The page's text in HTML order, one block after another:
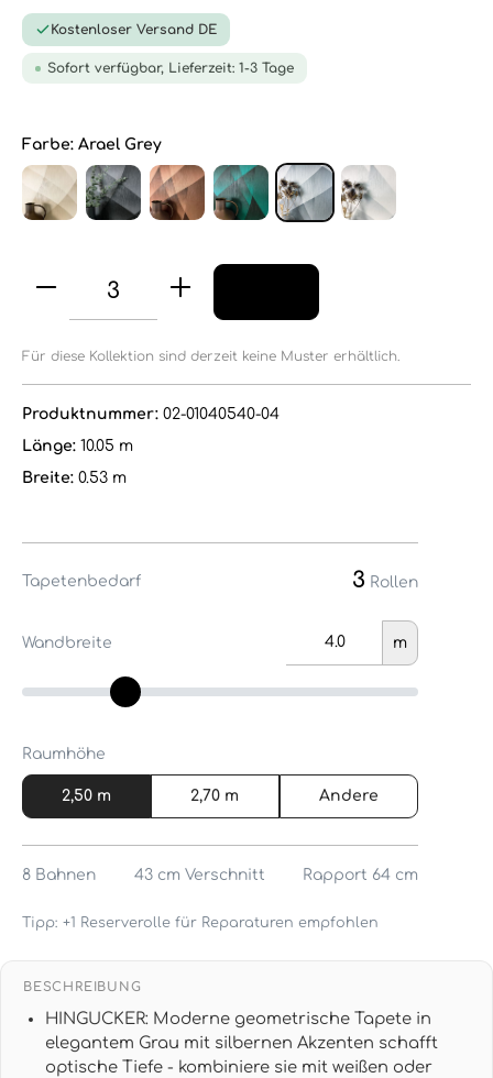
Kostenloser Versand DE
Sofort verfügbar, Lieferzeit: 1-3 Tage
Farbe: Arael Grey
Für diese Kollektion sind derzeit keine Muster erhältlich.
Produktnummer: 02-01040540-04
Länge: 10.05 m
Breite: 0.53 m
Tapetenbedarf 3 Rollen
Wandbreite m
Raumhöhe
2,50 m 2,70 m Andere
8 Bahnen 43 cm Verschnitt Rapport 64 cm
Tipp: +1 Reserverolle für Reparaturen empfohlen
BESCHREIBUNG
HINGUCKER: Moderne geometrische Tapete in
elegantem Grau mit silbernen Akzenten schafft
optische Tiefe - kombiniere sie mit weißen oder